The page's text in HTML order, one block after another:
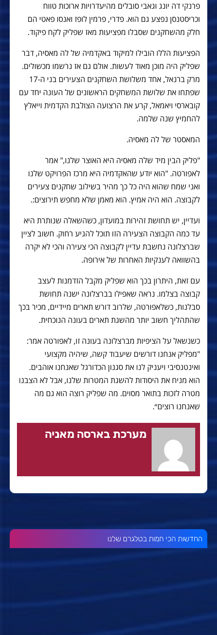
פרנקי דה יונג וגאבי סובלים מהיעדרויות ארוכות טווח
וכריסטנסן נפצע גם הוא. פדרי, פרמין לופז ואנסו פאטי הם
חלק מהשחקנים שסבלו מפציעות מאז שפליק לקח פיקוד.
הפציעות הללו הובילו למיקוד באקדמיה של לה מאסיה, דבר
שפליק היה מוכן מאוד לעשות. אולם גם אז נרשמו מכשולים.
מרק ברנאל, אחד משלושת השחקנים הצעירים בני ה-17
שפתחו את שלושת המשחקים הראשונים של העונה יחד עם
קובארסי ויאמאל, קרע את הרצועה הצולבת הקדמית וייאלץ
להחמיץ שנה שלמה.
המאסטר של לה מאסיה.
"פליק הבין מיד שלה מאסיה היא האוצר שלנו," אמר
לאפורטה. "הוא יודע שהאקדמיה היא מרכז הפרויקט שלנו
ואני שמח שהוא היה כל כך מהיר בשילוב שחקנים צעירים
לקבוצה. הוא היה אמיץ. הוא מאמן שלא מחפש תירוצים:.
ועדיין, יש תחושת זהירות במועדון, כשהשאלה שנותרת היא
עד כמה הקבוצה הצעירה הזו תוכל להגיע רחוק. חשוב לציין
שברצלונה נחשבת עדיין לקבוצה הכי צעירה והכי לא יקרה
בהשוואה לענקיות האחרות של אירופה.
עם זאת, היתרון בכך הוא שפליק מקבל הזדמנות לעצב
קבוצה בצלמו. נראה שאפילו בברצלונה ישנה תחושת
סבלנות, כשלאפורטה, שלרוב דורש תארים מיידיים, מכיר בכך
שהתהליך חשוב יותר מהשגת תארים בעונה הנוכחית.
כשנשאל על הציפיות מברצלונה בעונה זו, לאפורטה אמר:
"מפליק אנחנו דורשים שיעבוד קשה, שיהיה מקצועי
ואינטנסיבי ויעניק לנו את סגנון הכדורגל שאנחנו אוהבים.
הוא מניח את היסודות להשגת המטרות שלנו, אבל לא הצבנו
מטרה לזכות בתואר מסוים. מה שפליק רוצה הוא גם מה
שאנחנו רוצים״.
מערכת בארסה מאניה
החדשות הכי חמות בטלגרם שלנו